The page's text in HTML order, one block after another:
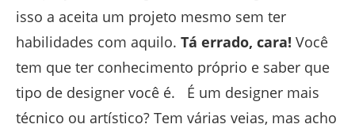
isso a aceita um projeto mesmo sem ter
habilidades com aquilo. Tá errado, cara! Você
tem que ter conhecimento próprio e saber que
tipo de designer você é. É um designer mais
técnico ou artístico? Tem várias veias, mas acho